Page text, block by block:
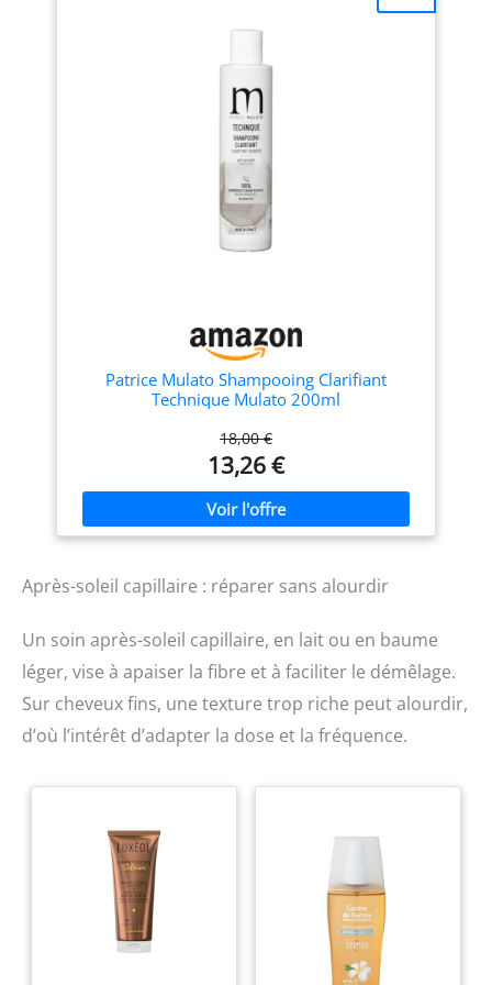
shampooing clarifiant
nettoie sans éliminer
excessivement les huiles
naturelles. Le flacon est
fabriqué avec au moins 75
Appliquez généreusement
massez le cuir chevelu
abondamment, puis
ProGrowth
FORMULE D’ORIGINE
feuilles de thé blanc pour
restaurer leur souplesse.
Idéal comme shampooing
pour femmes ou pour
hommes, il s’agence
un rituel complet. PARFUM
EARL GREY ET
Rafraîchissez votre routine
gras, au parfum de pomme
d’Earl Grey, pour une
expérience propre et
vivifiante. CERTIFIÉ VÉGANE
ET SAIN : Ce shampooing
clarifiant pour cheveux gras
est végan et testé
gamme Super leaves offre
des shampooings clarifiants
pour cheveux bouclés, pour
hommes, et bien plus
encore.
Patrice Mulato Shampooing Clarifiant
Technique Mulato 200ml
18,00 €
13,26 €
Après-soleil capillaire : réparer sans alourdir
Un soin après-soleil capillaire, en lait ou en baume
léger, vise à apaiser la fibre et à faciliter le démêlage.
Sur cheveux fins, une texture trop riche peut alourdir,
d’où l’intérêt d’adapter la dose et la fréquence.